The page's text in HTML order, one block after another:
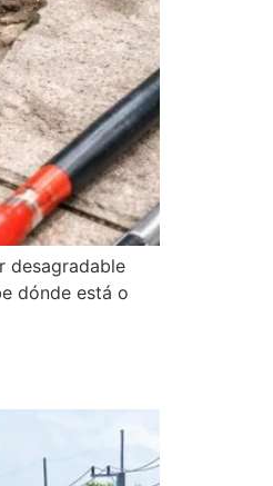
desagradable
dónde está o